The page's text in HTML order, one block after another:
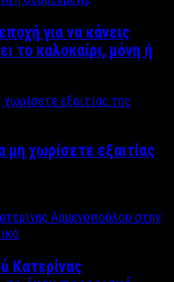
για να κάνεις
το καλοκαίρι, μόνη ή
μη χωρίσετε εξαιτίας
Κατερίνας